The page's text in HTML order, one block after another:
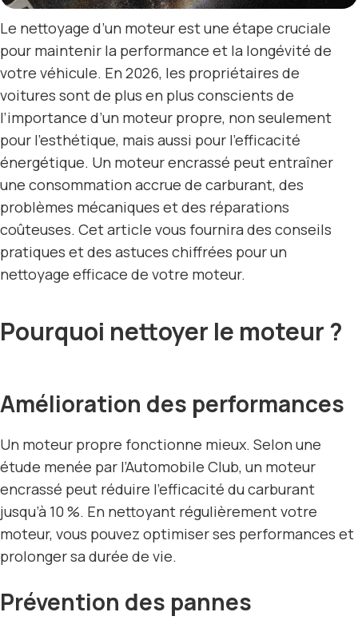
Le nettoyage d’un moteur est une étape cruciale
pour maintenir la performance et la longévité de
votre véhicule. En 2026, les propriétaires de
voitures sont de plus en plus conscients de
l’importance d’un moteur propre, non seulement
pour l’esthétique, mais aussi pour l’efficacité
énergétique. Un moteur encrassé peut entraîner
une consommation accrue de carburant, des
problèmes mécaniques et des réparations
coûteuses. Cet article vous fournira des conseils
pratiques et des astuces chiffrées pour un
nettoyage efficace de votre moteur.
Pourquoi nettoyer le moteur ?
Amélioration des performances
Un moteur propre fonctionne mieux. Selon une
étude menée par l’Automobile Club, un moteur
encrassé peut réduire l’efficacité du carburant
jusqu’à 10 %. En nettoyant régulièrement votre
moteur, vous pouvez optimiser ses performances et
prolonger sa durée de vie.
Prévention des pannes